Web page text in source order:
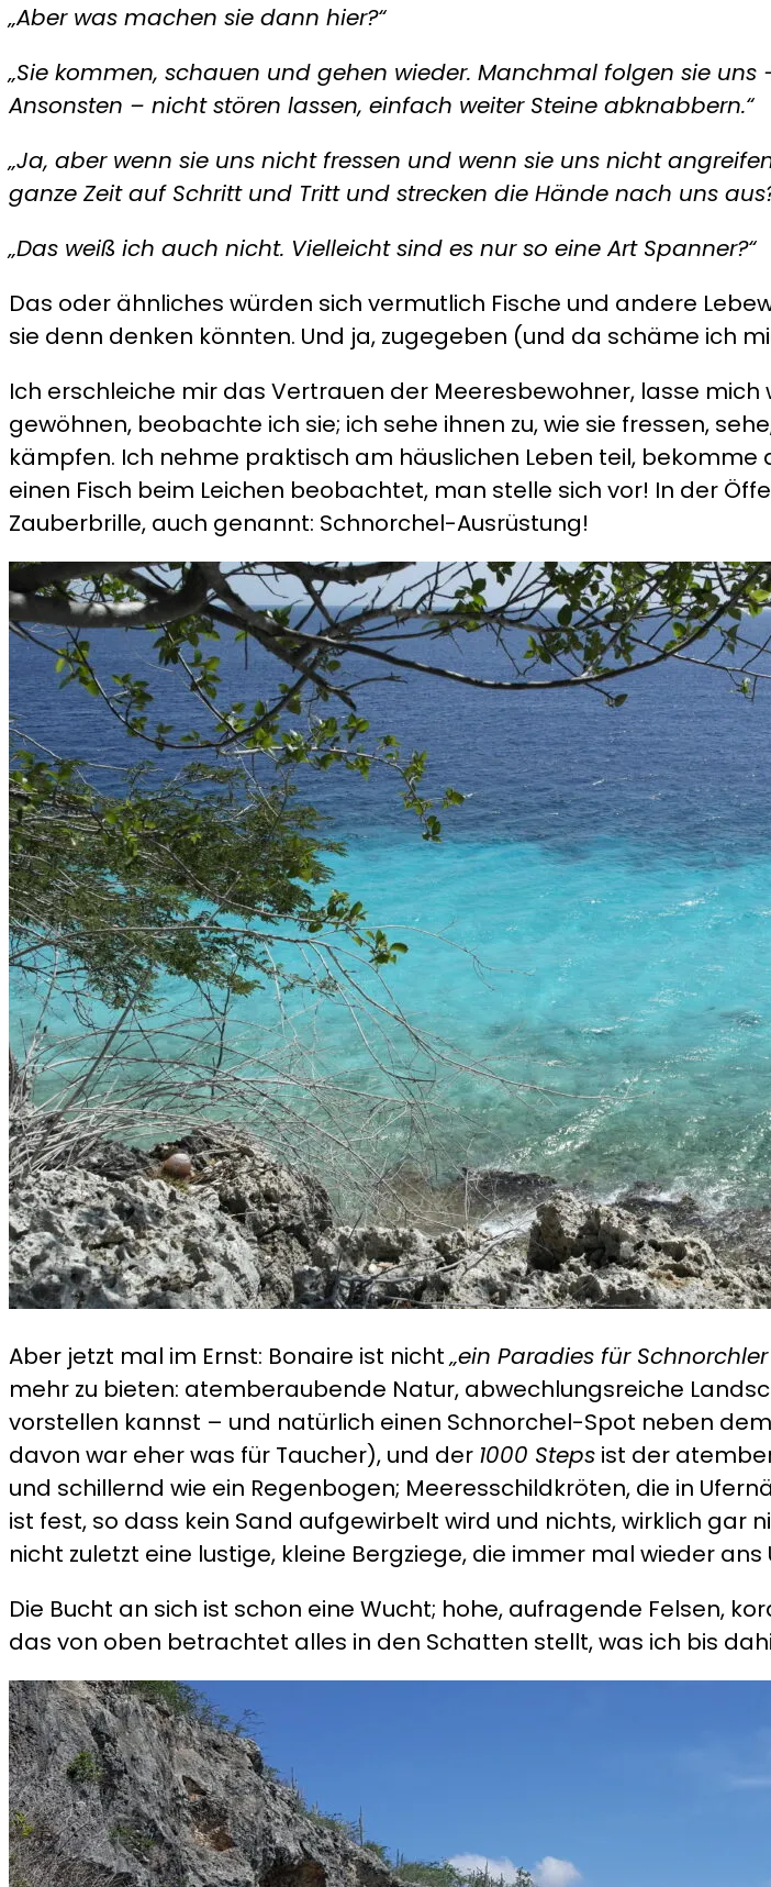
„Aber was machen sie dann hier?“
„Sie kommen, schauen und gehen wieder. Manchmal folgen sie
Ansonsten – nicht stören lassen, einfach weiter Steine abknabbern.“
„Ja, aber wenn sie uns nicht fressen und wenn sie uns nicht
ganze Zeit auf Schritt und Tritt und strecken die Hände nach uns
„Das weiß ich auch nicht. Vielleicht sind es nur so eine Art Spanner?“
Das oder ähnliches würden sich vermutlich Fische und andere
sie denn denken könnten. Und ja, zugegeben (und da schäme ich
Ich erschleiche mir das Vertrauen der Meeresbewohner, lasse
gewöhnen, beobachte ich sie; ich sehe ihnen zu, wie sie fressen,
kämpfen. Ich nehme praktisch am häuslichen Leben teil,
einen Fisch beim Leichen beobachtet, man stelle sich vor! In der
Zauberbrille, auch genannt: Schnorchel-Ausrüstung!
Aber jetzt mal im Ernst: Bonaire ist nicht„ein Paradies für
mehr zu bieten: atemberaubende Natur, abwechlungsreiche
vorstellen kannst – und natürlich einen Schnorchel-Spot neben
davon war eher was für Taucher), und der 1000 Steps ist der
und schillernd wie ein Regenbogen; Meeresschildkröten, die in
ist fest, so dass kein Sand aufgewirbelt wird und nichts, wirklich gar
nicht zuletzt eine lustige, kleine Bergziege, die immer mal wieder
Die Bucht an sich ist schon eine Wucht; hohe, aufragende Felsen,
das von oben betrachtet alles in den Schatten stellt, was ich bis